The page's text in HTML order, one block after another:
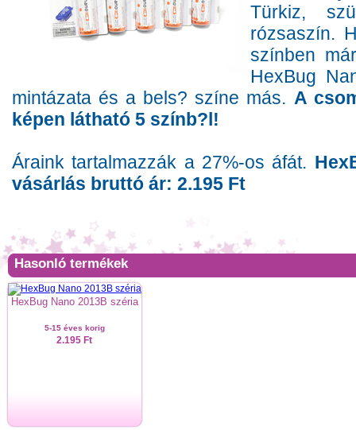
Türkiz,
rózsaszín.
színben
HexBug
mintázata és a bels? színe más. A
képen látható 5 színb?l!
Áraink tartalmazzák a 27%-os áfát.
vásárlás bruttó ár: 2.195 Ft
Hasonló termékek
HexBug Nano 2013B széria
5-15 éves korig
2.195 Ft